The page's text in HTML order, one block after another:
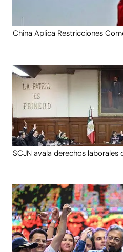
China Aplica Restricciones
SCJN avala derechos